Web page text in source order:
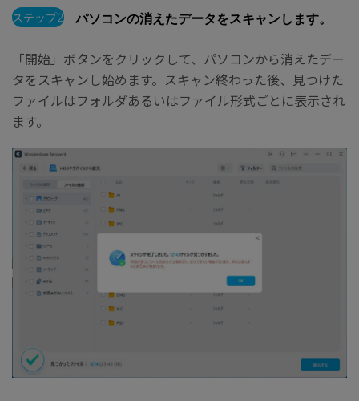
ステップ2 パソコンの消えたデータをスキャンします。
「開始」ボタンをクリックして、パソコンから消えたデー
タをスキャンし始めます。スキャン終わった後、見つけた
ファイルはフォルダあるいはファイル形式ごとに表示され
ます。